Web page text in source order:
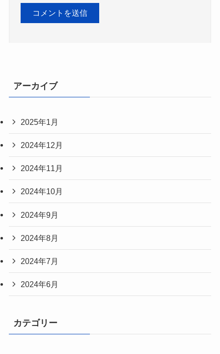
アーカイブ
2025年1月
2024年12月
2024年11月
2024年10月
2024年9月
2024年8月
2024年7月
2024年6月
カテゴリー